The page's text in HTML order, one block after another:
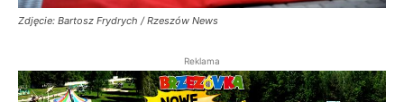
Zdjęcie: Bartosz Frydrych / Rzeszów News
Reklama